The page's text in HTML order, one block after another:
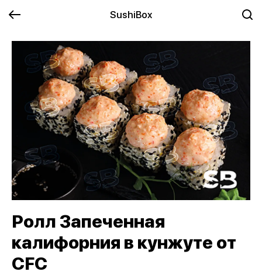
SushiBox
Ролл Запеченная
калифорния в кунжуте от
CFC